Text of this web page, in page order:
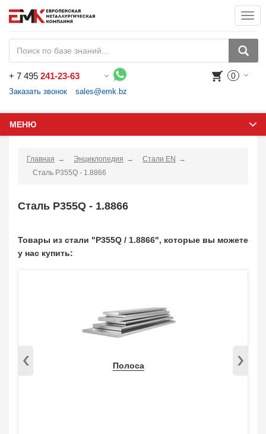
+ 7 495 241-23-63
Заказать звонок sales@emk.bz
0
МЕНЮ
Главная Энциклопедия
Стали EN
Сталь P355Q - 1.8866
Сталь P355Q - 1.8866
Товары из стали "P355Q / 1.8866", которые вы можете
у нас купить:
Полоса